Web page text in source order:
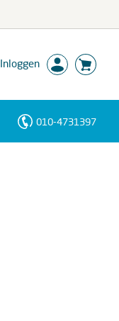
Inloggen
010-4731397